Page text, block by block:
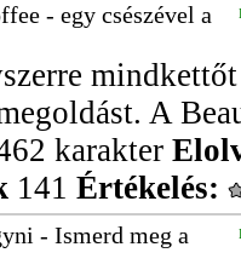
- egy csészével a
A
karakter
141 Értékelés:
- Ismerd meg a